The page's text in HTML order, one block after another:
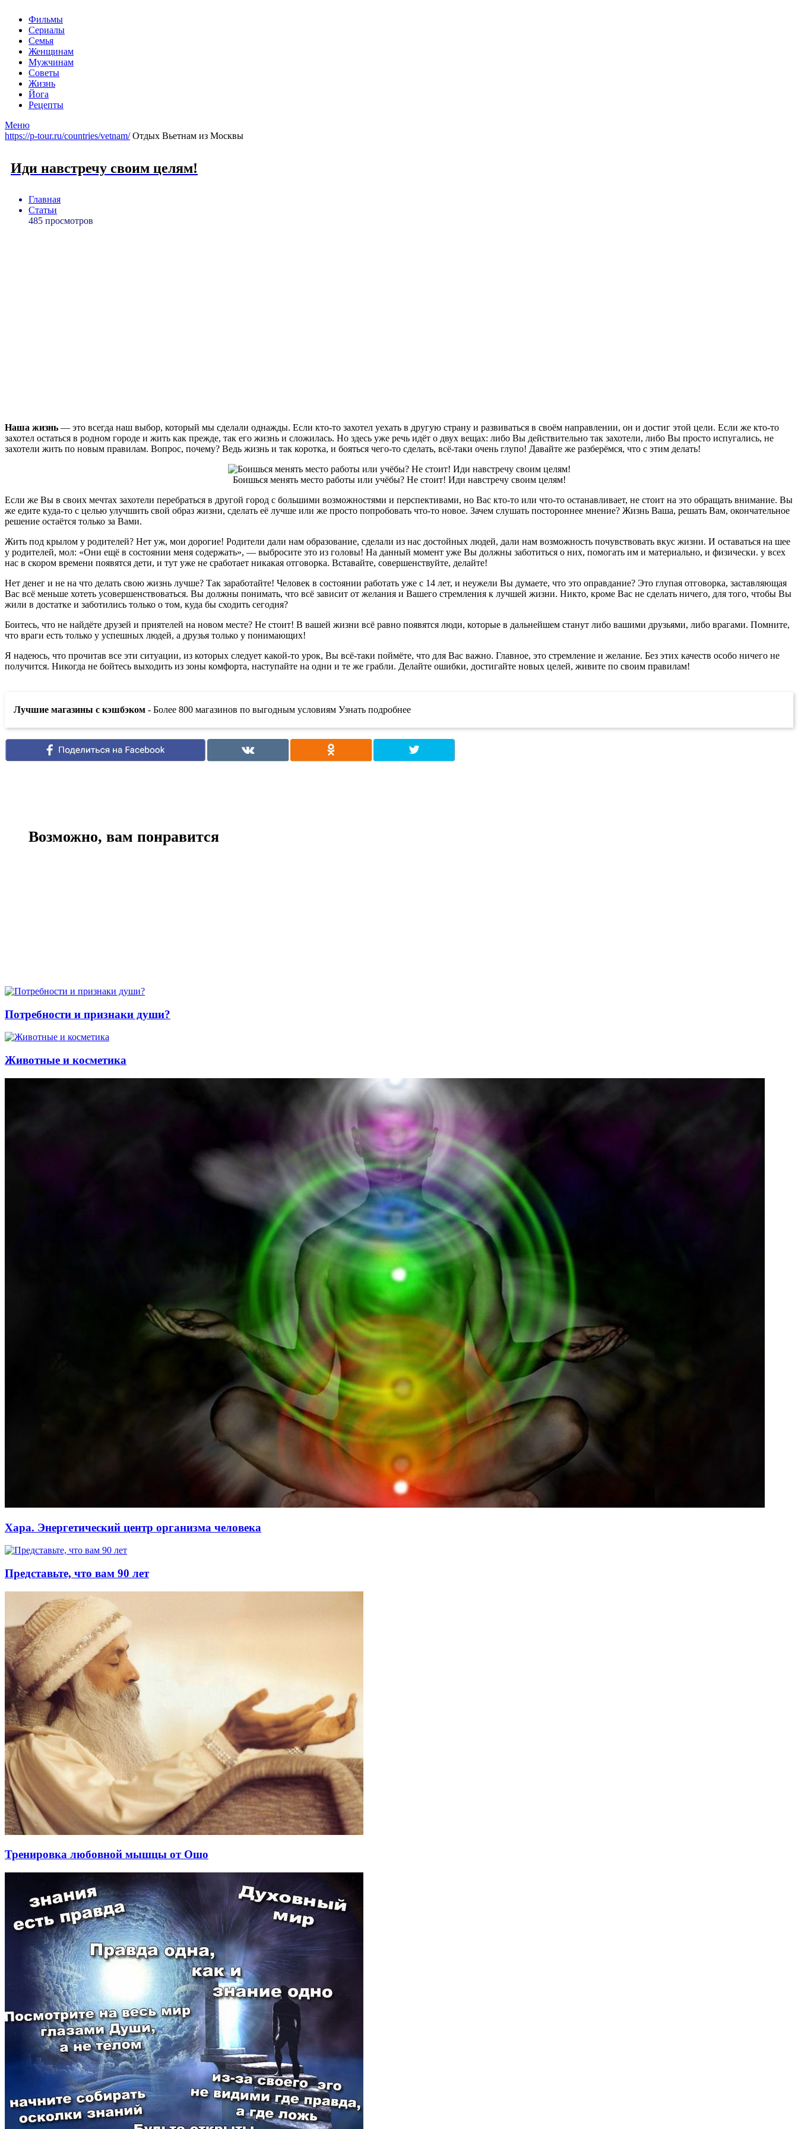
Фильмы
Сериалы
Семья
Женщинам
Мужчинам
Советы
Жизнь
Йога
Рецепты
Меню
https://p-tour.ru/countries/vetnam/Отдых Вьетнам из Москвы
Иди навстречу своим целям!
Главная
Статьи
485 просмотров
Наша жизнь — это всегда наш выбор, который мы сделали однажды. Если кто-то захотел уехать в другую страну и развиваться в своём направлении, он и достиг этой цели. Если же кто-то
захотел остаться в родном городе и жить как прежде, так его жизнь и сложилась. Но здесь уже речь идёт о двух вещах: либо Вы действительно так захотели, либо Вы просто испугались, не
захотели жить по новым правилам. Вопрос, почему? Ведь жизнь и так коротка, и бояться чего-то сделать, всё-таки очень глупо! Давайте же разберёмся, что с этим делать!
Боишься менять место работы или учёбы? Не стоит! Иди навстречу своим целям!
Если же Вы в своих мечтах захотели перебраться в другой город с большими возможностями и перспективами, но Вас кто-то или что-то останавливает, не стоит на это обращать внимание. Вы
же едите куда-то с целью улучшить свой образ жизни, сделать её лучше или же просто попробовать что-то новое. Зачем слушать постороннее мнение? Жизнь Ваша, решать Вам, окончательное
решение остаётся только за Вами.
Жить под крылом у родителей? Нет уж, мои дорогие! Родители дали нам образование, сделали из нас достойных людей, дали нам возможность почувствовать вкус жизни. И оставаться на шее
у родителей, мол: «Они ещё в состоянии меня содержать», — выбросите это из головы! На данный момент уже Вы должны заботиться о них, помогать им и материально, и физически. у всех
нас в скором времени появятся дети, и тут уже не сработает никакая отговорка. Вставайте, совершенствуйте, делайте!
Нет денег и не на что делать свою жизнь лучше? Так заработайте! Человек в состоянии работать уже с 14 лет, и неужели Вы думаете, что это оправдание? Это глупая отговорка, заставляющая
Вас всё меньше хотеть усовершенствоваться. Вы должны понимать, что всё зависит от желания и Вашего стремления к лучшей жизни. Никто, кроме Вас не сделать ничего, для того, чтобы Вы
жили в достатке и заботились только о том, куда бы сходить сегодня?
Боитесь, что не найдёте друзей и приятелей на новом месте? Не стоит! В вашей жизни всё равно появятся люди, которые в дальнейшем станут либо вашими друзьями, либо врагами. Помните,
что враги есть только у успешных людей, а друзья только у понимающих!
Я надеюсь, что прочитав все эти ситуации, из которых следует какой-то урок, Вы всё-таки поймёте, что для Вас важно. Главное, это стремление и желание. Без этих качеств особо ничего не
получится. Никогда не бойтесь выходить из зоны комфорта, наступайте на одни и те же грабли. Делайте ошибки, достигайте новых целей, живите по своим правилам!
Лучшие магазины с кэшбэком - Более 800 магазинов по выгодным условиям Узнать подробнее
Возможно, вам понравится
Потребности и признаки души?
Животные и косметика
Хара. Энергетический центр организма человека
Представьте, что вам 90 лет
Тренировка любовной мышцы от Ошо